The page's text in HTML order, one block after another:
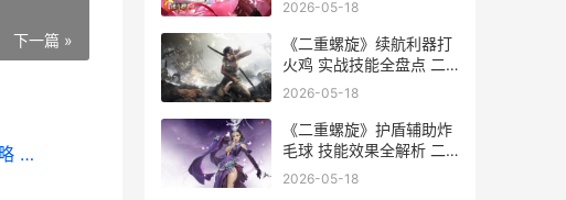
下一篇 »
《解压找茬烧脑》第229关80做馒头通关策略 解压烧脑益智大赛第7关答案
2026-05-18
《二重螺旋》续航利器打
火鸡 实战技能全盘点 二
重螺旋原文
2026-05-18
《二重螺旋》护盾辅助炸
毛球 技能效果全解析 二
重螺旋原文txt
2026-05-18